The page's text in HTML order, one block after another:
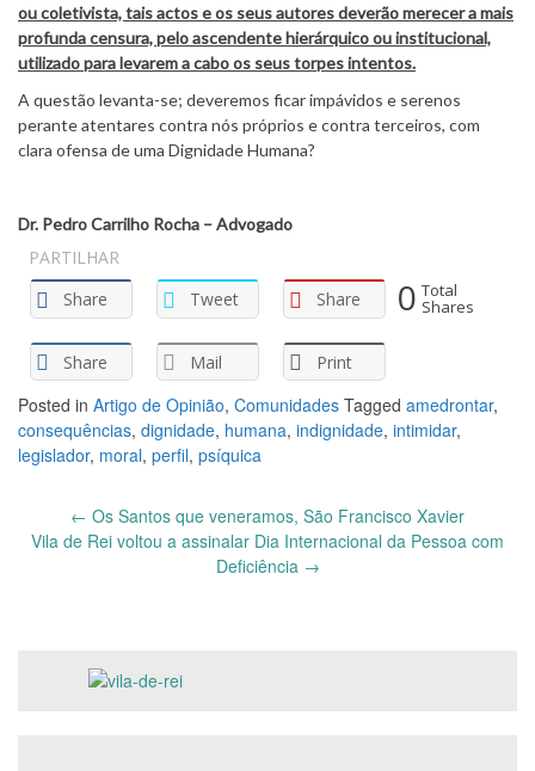
ou coletivista, tais actos e os seus autores deverão merecer a mais
profunda censura, pelo ascendente hierárquico ou institucional,
utilizado para levarem a cabo os seus torpes intentos.
A questão levanta-se; deveremos ficar impávidos e serenos
perante atentares contra nós próprios e contra terceiros, com
clara ofensa de uma Dignidade Humana?
Dr. Pedro Carrilho Rocha – Advogado
PARTILHAR
Share
Tweet Share
Share Mail Print
0 Total
Shares
Posted in Artigo de Opinião, Comunidades Tagged amedrontar,
consequências, dignidade, humana, indignidade, intimidar,
legislador, moral, perfil, psíquica
navigation
← Os Santos que veneramos, São Francisco Xavier
Vila de Rei voltou a assinalar Dia Internacional da Pessoa com
Deficiência →